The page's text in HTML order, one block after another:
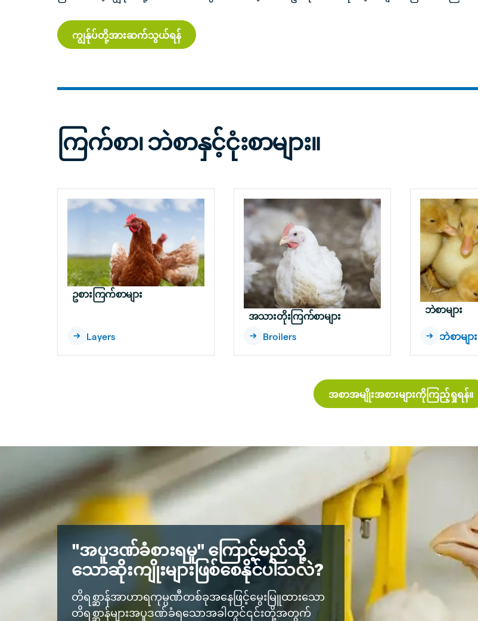
ကျွန်ုပ်တို့အားဆက်သွယ်ရန်
ကြက်စာ၊ ဘဲစာနှင့်ငုံးစာများ။
ဥစားကြက်စာများ
Layers
အသားတိုးကြက်စာများ
Broilers
ဘဲစာများ
ဘဲစာများ
အစာအမျိုးအစားများကိုကြည့်ရှုရန်။
"အပူဒဏ်ခံစားရမှု" ကြောင့်မည်သို့
သောဆိုးကျိုးများဖြစ်စေနိုင်ပါသလဲ?
တိရစ္ဆာန်အာဟာရကုမ္ပဏီတစ်ခုအနေဖြင့်မွေးမြူထားသော
တိရစ္ဆာန်များအပူဒဏ်ခံရသောအခါတွင်၎င်းတို့အတွက်